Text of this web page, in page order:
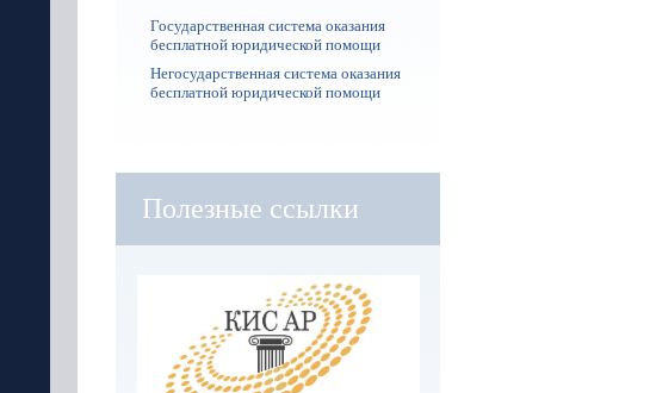
Государственная система оказания
бесплатной юридической помощи
Негосударственная система оказания
бесплатной юридической помощи
Полезные ссылки